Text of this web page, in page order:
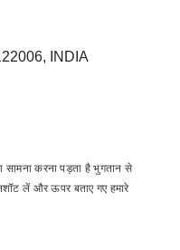
2022
2022
2022
INDIA
सामना करना पड़ता है भुगतान से
लें और ऊपर बताए गए हमारे